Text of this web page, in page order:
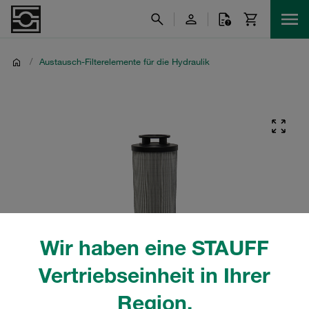
Wir haben eine STAUFF
Vertriebseinheit in Ihrer
Region.
/ Austausch-Filterelemente für die Hydraulik